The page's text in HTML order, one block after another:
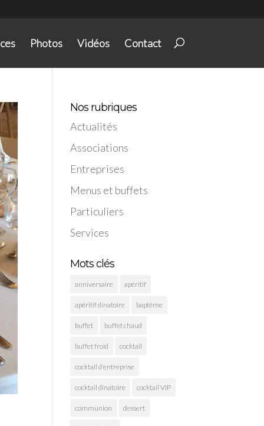
Photos Vidéos Contact
Nos rubriques
Actualités
Associations
Entreprises
Menus et buffets
Particuliers
Services
Mots clés
anniversaire apéritif
apéritif dinatoire baptême
buffet buffet chaud
buffet froid cocktail
cocktail d'entreprise
cocktail dinatoire cocktail VIP
communion dessert